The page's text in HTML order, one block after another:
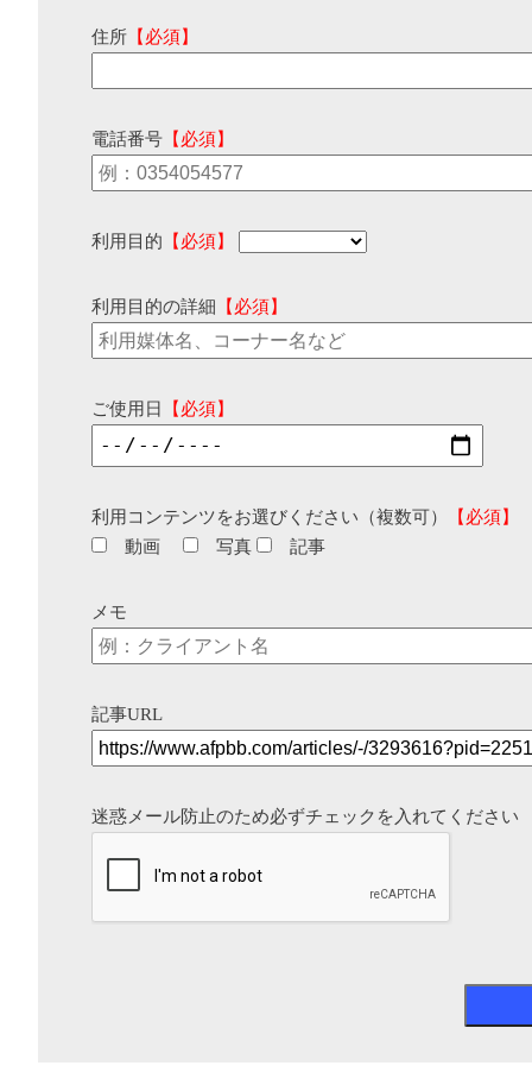
住所 【必須】
電話番号 【必須】
利用目的 【必須】
利用目的の詳細 【必須】
ご使用日 【必須】
利用コンテンツをお選びください（複数可）
【必須】
動画
写真 記事
メモ
記事URL
迷惑メール防止のため必ずチェックを入れてください